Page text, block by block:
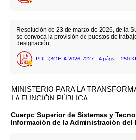
Resolución de 23 de marzo de 2026, de la
se convoca la provisión de puestos de
designación.
PDF (BOE-A-2026-7227 - 4 págs. - 250
MINISTERIO PARA LA
LA FUNCIÓN PÚBLICA
Cuerpo Superior de Sistemas y
Información de la Administración del